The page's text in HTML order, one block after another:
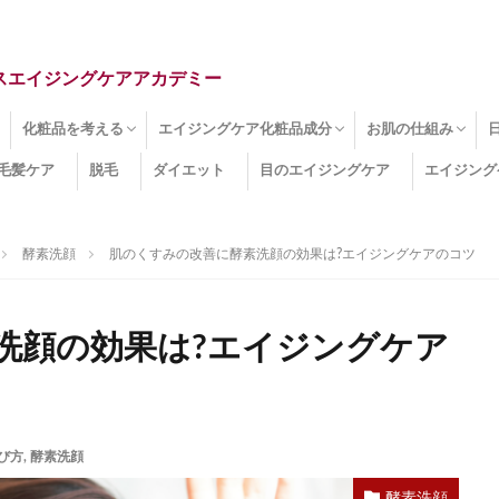
エイジングケアアカデミー
イ肌
マるみ
ジ
悩み
化粧品を考える
エイジングケア化粧品
化粧水
美容液
保湿クリーム
酵素洗顔
ハンドクリーム
フェイスマスク
ほうれい線化粧品
コラーゲン化粧品
メイク化粧品
洗顔・クレンジング
オールインワン化粧品
その他の化粧品
エイジングケア化粧品成分
エイジングケア化粧品(成分)
セラミド
ネオダーミル
プロテオグリカン
ビタミンC誘導体
コラーゲン
その他の化粧品成分
お肌の仕組み
エイジング
ターンオーバー
皮下組織
表皮
真皮
表皮常在菌
女性ホルモン
その他
髪ケア 脱毛 ダイエット 目のエイジングケア エイジン
酵素洗顔 肌のくすみの改善に酵素洗顔の効果は?エイジングケアのコツ
顔の効果は?エイジングケア
方, 酵素洗顔